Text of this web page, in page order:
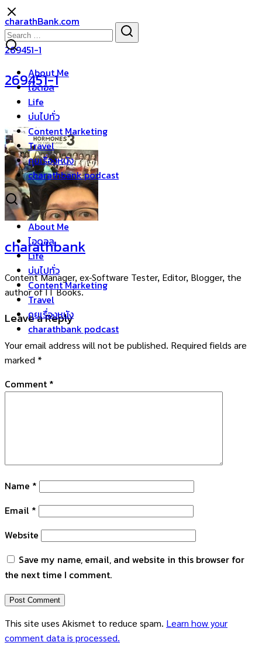
Skip
to
content
charathBank.com
About Me
ไอดอล
Life
บ่นไปทั่ว
Content Marketing
Travel
คุยเรื่องหนัง
charathbank podcast
About Me
ไอดอล
Life
บ่นไปทั่ว
Content Marketing
Travel
คุยเรื่องหนัง
charathbank podcast
Search
for:
269451-1
269451-1
charathbank
Content Manager, ex-Software Tester, Editor, Blogger, the
author of IT Books.
Leave a Reply
Your email address will not be published. Required fields are
marked *
Comment *
Name *
Email *
Website
Save my name, email, and website in this browser for
the next time I comment.
This site uses Akismet to reduce spam. Learn how your
comment data is processed.